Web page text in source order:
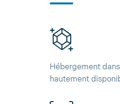
Hébergement
hautement